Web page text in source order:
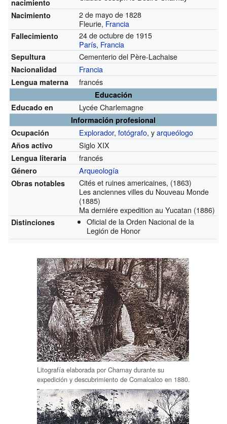
nacimiento
Nacimiento
2 de mayo de 1828
Fleurie, Francia
Fallecimiento
24 de octubre de 1915
París, Francia
Sepultura Cementerio del Père-Lachaise
Nacionalidad Francia
Lengua materna francés
Educación
Educado en
Lycée Charlemagne
Información profesional
Ocupación
Explorador,fotógrafo, yarqueólogo
Años activo Siglo XIX
Lengua literaria francés
Género Arqueología
Obras notables
Cités et ruines americaines, (1863)
Les anciennes villes du Nouveau Monde
(1885)
Ma derniére expedition au Yucatan (1886)
Distinciones
Oficial de la Orden Nacional de la
Legión de Honor
Litografía elaborada por Charnay durante su
expedición y descubrimiento de Comalcalco en 1880.